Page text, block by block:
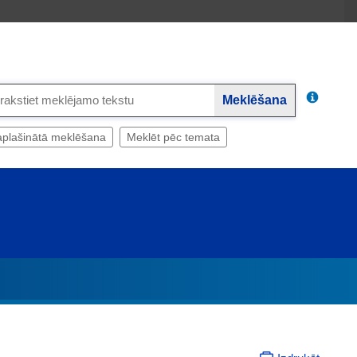
Meklēšana
meklēšana Meklēt pēc temata